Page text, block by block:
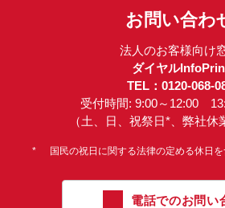
お問い合わ
法人のお客様向け
ダイヤル
TEL：0120-068-
受付時間: 9:00～12:00
（土、日、祝祭日*、弊社休
* 国民の祝日に関する法律の定める休日
電話でのお問い